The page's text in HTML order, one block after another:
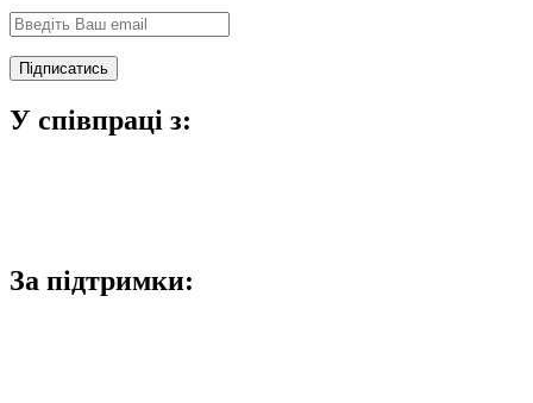
У співпраці з:
За підтримки: